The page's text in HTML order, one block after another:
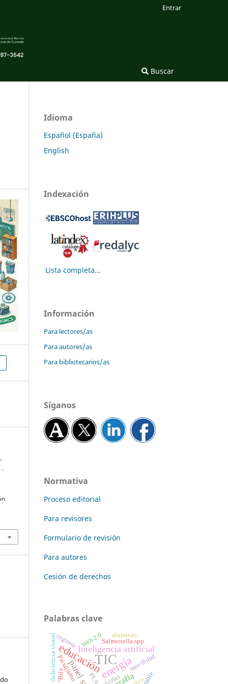
Buscar
Entrar
.
Idioma
Español (España)
English
Indexación
Lista completa...
Información
Para lectores/as
Para autores/as
Para bibliotecarios/as
Síganos
Normativa
Proceso editorial
Para revisores
Formulario de revisión
Para autores
Cesión de derechos
Palabras clave
TIC
energía
educación
Inteligencia artificial
Salmonella spp
movilidad
Paisajismo PLA
aluminio
ceguera
°Brix
Web 2.0
deficiencia visual